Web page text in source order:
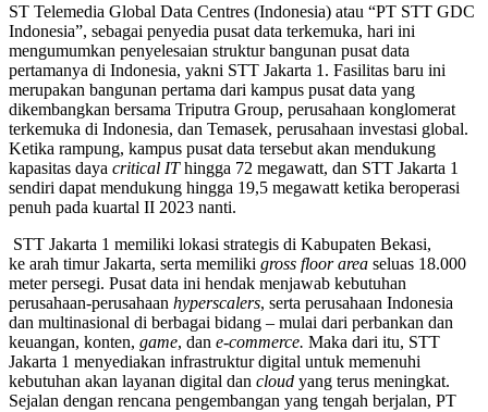
ST Telemedia Global Data Centres (Indonesia) atau “PT STT GDC
Indonesia”, sebagai penyedia pusat data terkemuka, hari ini
mengumumkan penyelesaian struktur bangunan pusat data
pertamanya di Indonesia, yakni STT Jakarta 1. Fasilitas baru ini
merupakan bangunan pertama dari kampus pusat data yang
dikembangkan bersama Triputra Group, perusahaan konglomerat
terkemuka di Indonesia, dan Temasek, perusahaan investasi global.
Ketika rampung, kampus pusat data tersebut akan mendukung
kapasitas daya critical IThingga 72 megawatt, dan STT Jakarta 1
sendiri dapat mendukung hingga 19,5 megawatt ketika beroperasi
penuh pada kuartal II 2023 nanti.
STT Jakarta 1 memiliki lokasi strategis di Kabupaten Bekasi,
ke arah timur Jakarta, serta memiliki gross floor area seluas 18.000
meter persegi. Pusat data ini hendak menjawab kebutuhan
perusahaan-perusahaan hyperscalers, serta perusahaan Indonesia
dan multinasional di berbagai bidang – mulai dari perbankan dan
keuangan, konten, game, dan e-commerce. Maka dari itu, STT
Jakarta 1 menyediakan infrastruktur digital untuk memenuhi
kebutuhan akan layanan digital dan cloud yang terus meningkat.
Sejalan dengan rencana pengembangan yang tengah berjalan, PT